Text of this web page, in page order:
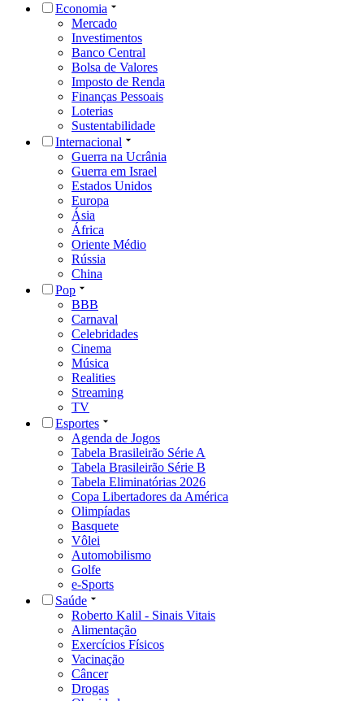
Economia
Mercado
Investimentos
Banco Central
Bolsa de Valores
Imposto de Renda
Finanças Pessoais
Loterias
Sustentabilidade
Internacional
Guerra na Ucrânia
Guerra em Israel
Estados Unidos
Europa
Ásia
África
Oriente Médio
Rússia
China
Pop
BBB
Carnaval
Celebridades
Cinema
Música
Realities
Streaming
TV
Esportes
Agenda de Jogos
Tabela Brasileirão Série A
Tabela Brasileirão Série B
Tabela Eliminatórias 2026
Copa Libertadores da América
Olimpíadas
Basquete
Vôlei
Automobilismo
Golfe
e-Sports
Saúde
Roberto Kalil - Sinais Vitais
Alimentação
Exercícios Físicos
Vacinação
Câncer
Drogas